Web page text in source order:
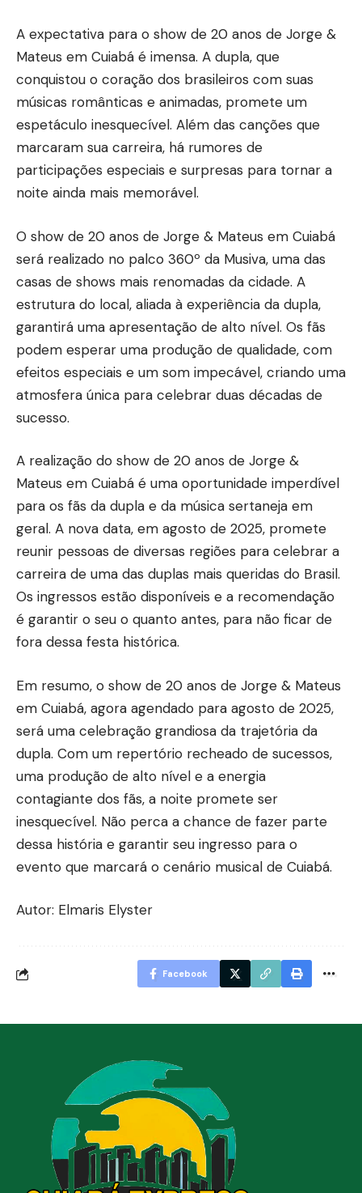
A expectativa para o show de 20 anos de Jorge &
Mateus em Cuiabá é imensa. A dupla, que
conquistou o coração dos brasileiros com suas
músicas românticas e animadas, promete um
espetáculo inesquecível. Além das canções que
marcaram sua carreira, há rumores de
participações especiais e surpresas para tornar a
noite ainda mais memorável.
O show de 20 anos de Jorge & Mateus em Cuiabá
será realizado no palco 360º da Musiva, uma das
casas de shows mais renomadas da cidade. A
estrutura do local, aliada à experiência da dupla,
garantirá uma apresentação de alto nível. Os fãs
podem esperar uma produção de qualidade, com
efeitos especiais e um som impecável, criando uma
atmosfera única para celebrar duas décadas de
sucesso.
A realização do show de 20 anos de Jorge &
Mateus em Cuiabá é uma oportunidade imperdível
para os fãs da dupla e da música sertaneja em
geral. A nova data, em agosto de 2025, promete
reunir pessoas de diversas regiões para celebrar a
carreira de uma das duplas mais queridas do Brasil.
Os ingressos estão disponíveis e a recomendação
é garantir o seu o quanto antes, para não ficar de
fora dessa festa histórica.
Em resumo, o show de 20 anos de Jorge & Mateus
em Cuiabá, agora agendado para agosto de 2025,
será uma celebração grandiosa da trajetória da
dupla. Com um repertório recheado de sucessos,
uma produção de alto nível e a energia
contagiante dos fãs, a noite promete ser
inesquecível. Não perca a chance de fazer parte
dessa história e garantir seu ingresso para o
evento que marcará o cenário musical de Cuiabá.
Autor: Elmaris Elyster
Facebook